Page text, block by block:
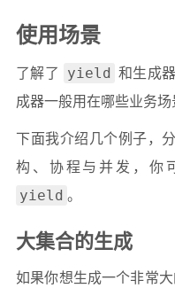
使用场景
了解了 yield 和生成
成器一般用在哪些业务场
下面我介绍几个例子，
构、协程与并发，你
yield 。
大集合的生成
如果你想生成一个非常